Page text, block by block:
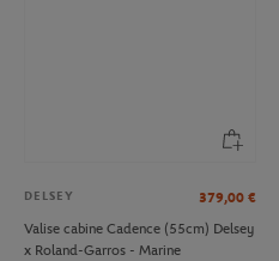
DELSEY 379,00 €
Valise cabine Cadence (55cm) Delsey
x Roland-Garros - Marine